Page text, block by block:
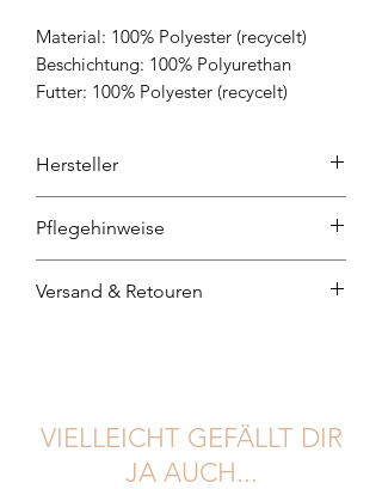
Material: 100% Polyester (recycelt)
Beschichtung: 100% Polyurethan
Futter: 100% Polyester (recycelt)
Hersteller
Pflegehinweise
trocknen, nicht bügeln, nicht
Versand & Retouren
möchtest. Entscheidest Du Dich für
eine Retoure, melde deine Retoure
per Email an post@frollein-
VIELLEICHT GEFÄLLT DIR
JA AUCH...